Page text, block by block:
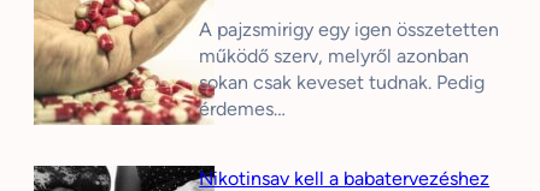
A pajzsmirigy egy igen összetetten
működő szerv, melyről azonban
sokan csak keveset tudnak. Pedig
érdemes…
Nikotinsav kell a babatervezéshez